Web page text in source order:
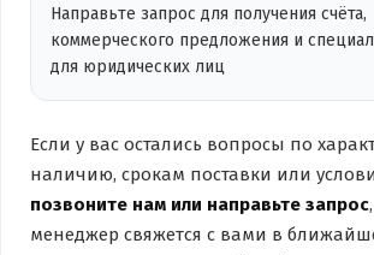
Направьте запрос для получения счёта,
коммерческого предложения и
для юридических лиц
Если у вас остались вопросы по
наличию, срокам поставки или
позвоните нам или направьте запрос
менеджер свяжется с вами в